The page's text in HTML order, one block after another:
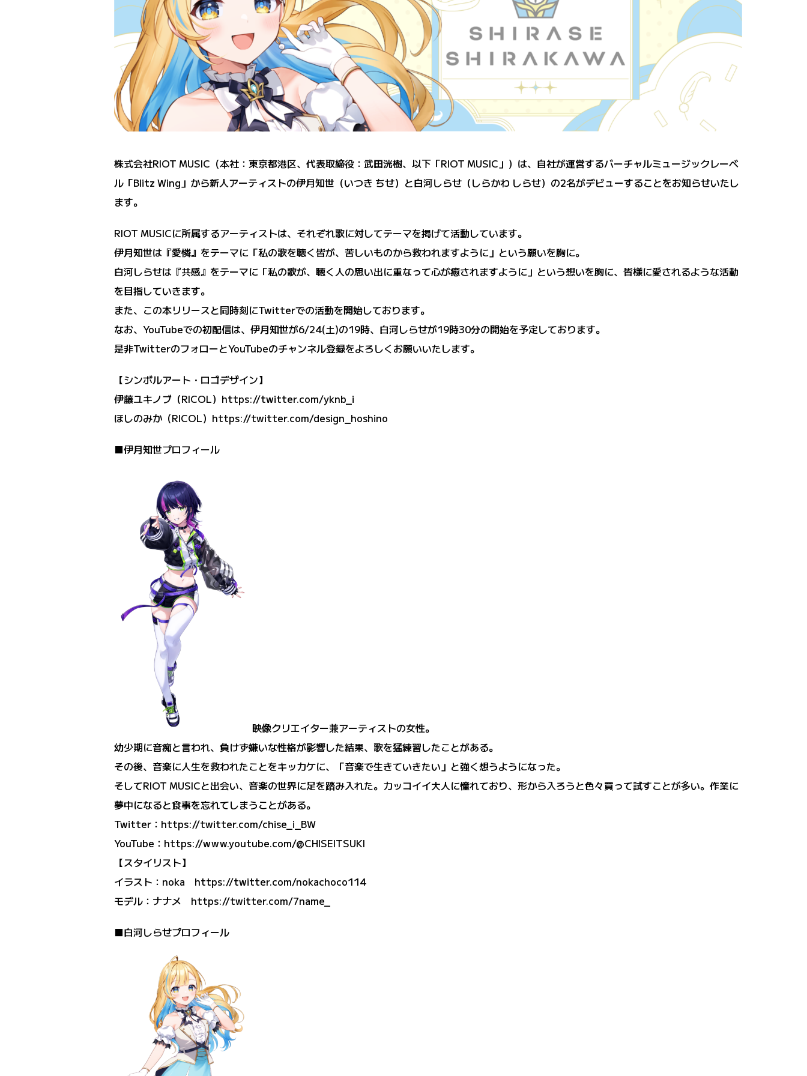
株式会社RIOT MUSIC（本社：東京都港区、代表取締役：武田洸樹、以下「RIOT MUSIC」）は、自社が運営するバーチャルミュージックレーベ
ル「Blitz Wing」から新人アーティストの伊月知世（いつき ちせ）と白河しらせ（しらかわ しらせ）の2名がデビューすることをお知らせいたし
ます。
RIOT MUSICに所属するアーティストは、それぞれ歌に対してテーマを掲げて活動しています。
伊月知世は『愛憐』をテーマに「私の歌を聴く皆が、苦しいものから救われますように」という願いを胸に。
白河しらせは『共感』をテーマに「私の歌が、聴く人の思い出に重なって心が癒されますように」という想いを胸に、皆様に愛されるような活動
を目指していきます。
また、この本リリースと同時刻にTwitterでの活動を開始しております。
なお、YouTubeでの初配信は、伊月知世が6/24(土)の19時、白河しらせが19時30分の開始を予定しております。
是非TwitterのフォローとYouTubeのチャンネル登録をよろしくお願いいたします。
【シンボルアート・ロゴデザイン】
伊藤ユキノブ（RICOL）https://twitter.com/yknb_i
ほしのみか（RICOL）https://twitter.com/design_hoshino
■伊月知世プロフィール
映像クリエイター兼アーティストの女性。
幼少期に音痴と言われ、負けず嫌いな性格が影響した結果、歌を猛練習したことがある。
その後、音楽に人生を救われたことをキッカケに、「音楽で生きていきたい」と強く想うようになった。
そしてRIOT MUSICと出会い、音楽の世界に足を踏み入れた。カッコイイ大人に憧れており、形から入ろうと色々買って試すことが多い。作業に
夢中になると食事を忘れてしまうことがある。
Twitter： https://twitter.com/chise_i_BW
YouTube： https://www.youtube.com/@CHISEITSUKI
【スタイリスト】
イラスト：noka https://twitter.com/nokachoco114
モデル：ナナメ https://twitter.com/7name_
■白河しらせプロフィール